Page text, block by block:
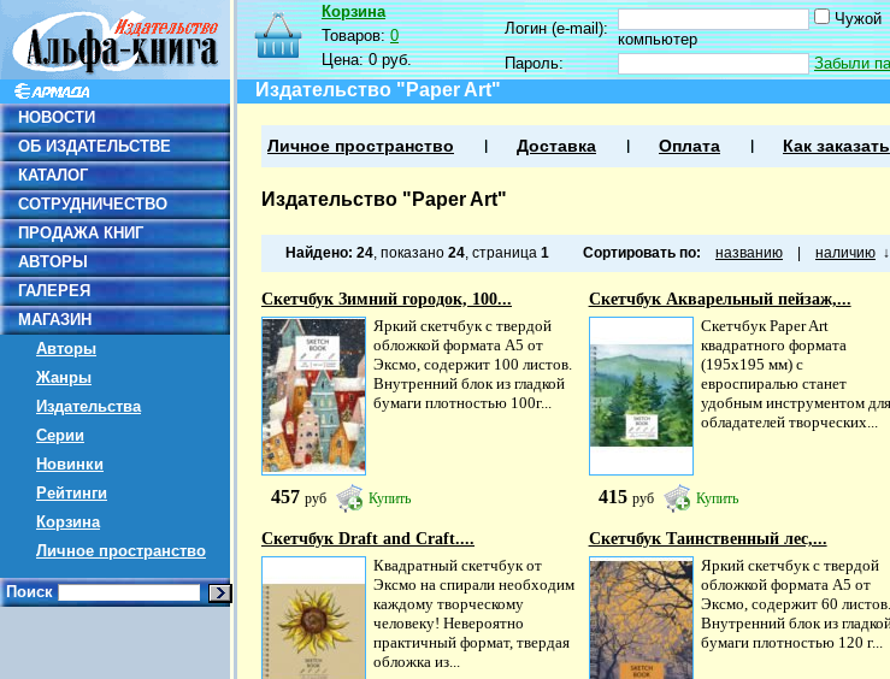
НОВОСТИ
ОБ ИЗДАТЕЛЬСТВЕ
КАТАЛОГ
СОТРУДНИЧЕСТВО
ПРОДАЖА КНИГ
АВТОРЫ
ГАЛЕРЕЯ
МАГАЗИН
Авторы
Жанры
Издательства
Серии
Новинки
Рейтинги
Корзина
Личное пространство
Поиск
Корзина
Товаров:0
Цена:0 руб.
Логин (e-mail):
Чужой
компьютер
Пароль:
Забыли
Издательство "Paper Art"
Личное пространство Доставка Оплата Как заказать
Издательство "Paper Art"
Найдено: 24, показано 24, страница 1 Сортировать по: названию наличию ↓
Скетчбук Зимний городок, 100...
Яркий скетчбук с твердой
обложкой формата А5 от
Эксмо, содержит 100 листов.
Внутренний блок из гладкой
бумаги плотностью 100г...
457 руб Купить
Скетчбук Акварельный пейзаж,...
Скетчбук Paper Art
квадратного формата
(195х195 мм) с
евроспиралью станет
удобным инструментом для
обладателей творческих...
415 руб Купить
Скетчбук Draft and Craft....
Квадратный скетчбук от
Эксмо на спирали необходим
каждому творческому
человеку! Невероятно
практичный формат, твердая
обложка из...
Скетчбук Таинственный лес,...
Яркий скетчбук с твердой
обложкой формата А5 от
Эксмо, содержит 60 листов.
Внутренний блок из
бумаги плотностью 120 г...